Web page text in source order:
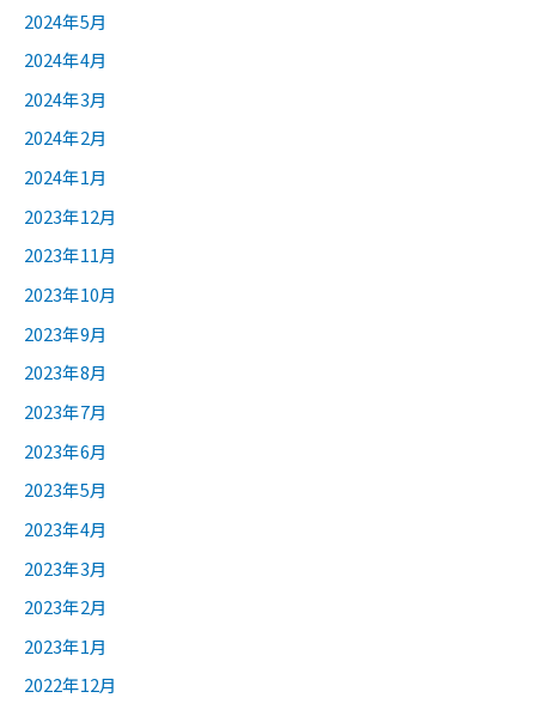
2024年5月
2024年4月
2024年3月
2024年2月
2024年1月
2023年12月
2023年11月
2023年10月
2023年9月
2023年8月
2023年7月
2023年6月
2023年5月
2023年4月
2023年3月
2023年2月
2023年1月
2022年12月